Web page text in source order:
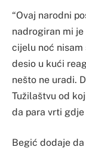
“Ovaj narodni
nadrogiran mi
cijelu noć nisam
desio u kući
nešto ne uradi.
Tužilaštvu od
da para vrti gdje
Begić dodaje